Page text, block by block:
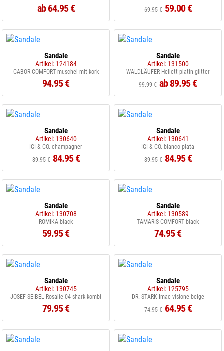
ab 64.95 €
69.95 € 59.00 €
Sandale
Artikel: 124184
GABOR COMFORT muschel mit kork
94.95 €
Sandale
Artikel: 131500
WALDLÄUFER Heliett platin glitter
99.99 € ab 89.95 €
Sandale
Artikel: 130640
IGI & CO. champagner
89.95 € 84.95 €
Sandale
Artikel: 130641
IGI & CO. bianco plata
89.95 € 84.95 €
Sandale
Artikel: 130708
ROMIKA black
59.95 €
Sandale
Artikel: 130589
TAMARIS COMFORT black
74.95 €
Sandale
Artikel: 130745
JOSEF SEIBEL Rosalie 04 shark kombi
79.95 €
Sandale
Artikel: 125795
DR. STARK Imac visione beige
74.95 € 64.95 €